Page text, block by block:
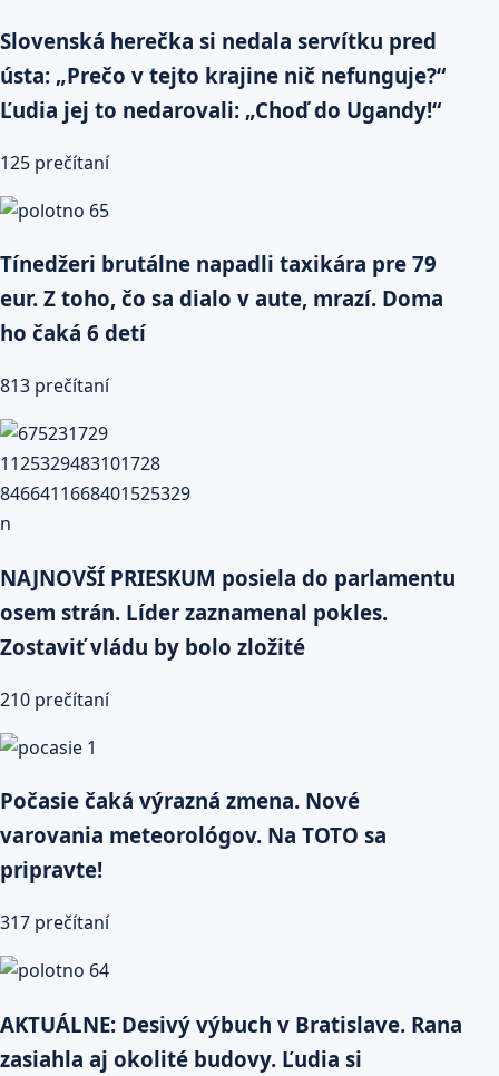
Slovenská herečka si nedala servítku pred
ústa: „Prečo v tejto krajine nič nefunguje?“
Ľudia jej to nedarovali: „Choď do Ugandy!“
125 prečítaní
Tínedžeri brutálne napadli taxikára pre 79
eur. Z toho, čo sa dialo v aute, mrazí. Doma
ho čaká 6 detí
813 prečítaní
NAJNOVŠÍ PRIESKUM posiela do parlamentu
osem strán. Líder zaznamenal pokles.
Zostaviť vládu by bolo zložité
210 prečítaní
Počasie čaká výrazná zmena. Nové
varovania meteorológov. Na TOTO sa
pripravte!
317 prečítaní
AKTUÁLNE: Desivý výbuch v Bratislave. Rana
zasiahla aj okolité budovy. Ľudia si